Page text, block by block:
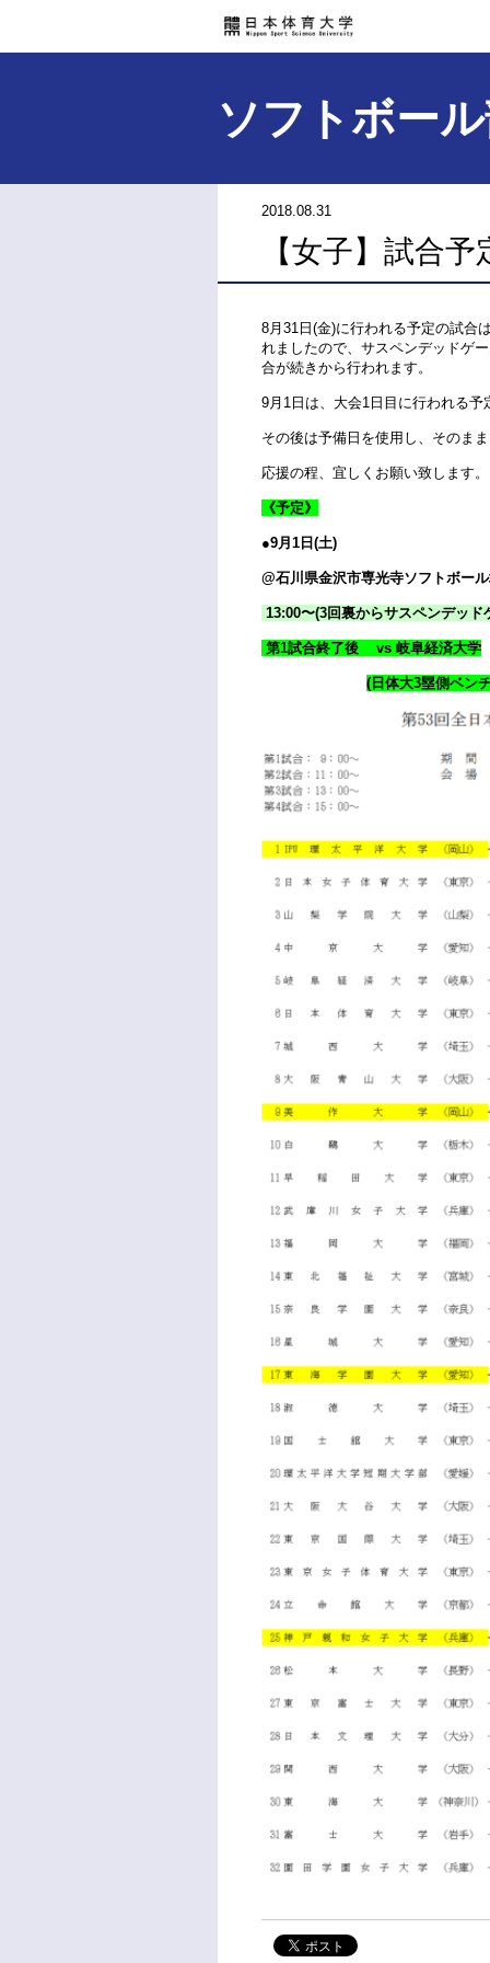
ソフトボー
2018.08.31
【女子】試合
8月31日(金)に行われる予定の試合
れましたので、サスペンデッドゲ
合が続きから行われます。
9月1日は、大会1日目に行われる予
その後は予備日を使用し、そのま
応援の程、宜しくお願い致します。
《予定》
●9月1日(土)
@石川県金沢市専光寺ソフトボー
13:00〜(3回裏からサスペンデッ
第1試合終了後 vs 岐阜経済大学
(日体大3塁側ベン